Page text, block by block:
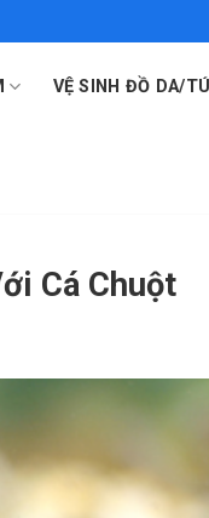
VỆ SINH ĐỒ DA/
Cá Chuột